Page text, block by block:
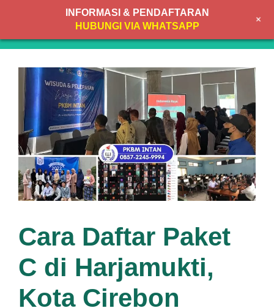
content
Cara Daftar Paket
C di Harjamukti,
Kota Cirebon
INFORMASI & PENDAFTARAN
HUBUNGI VIA WHATSAPP
+